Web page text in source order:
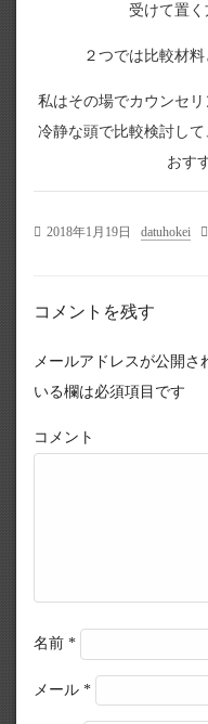
受けて置く
２つでは比較材
私はその場でカウンセ
冷静な頭で比較検討し
おす
2018年1月19日 datuhokei
コメントを残す
メールアドレスが公開さ
いる欄は必須項目です
コメント
名前 *
メール *